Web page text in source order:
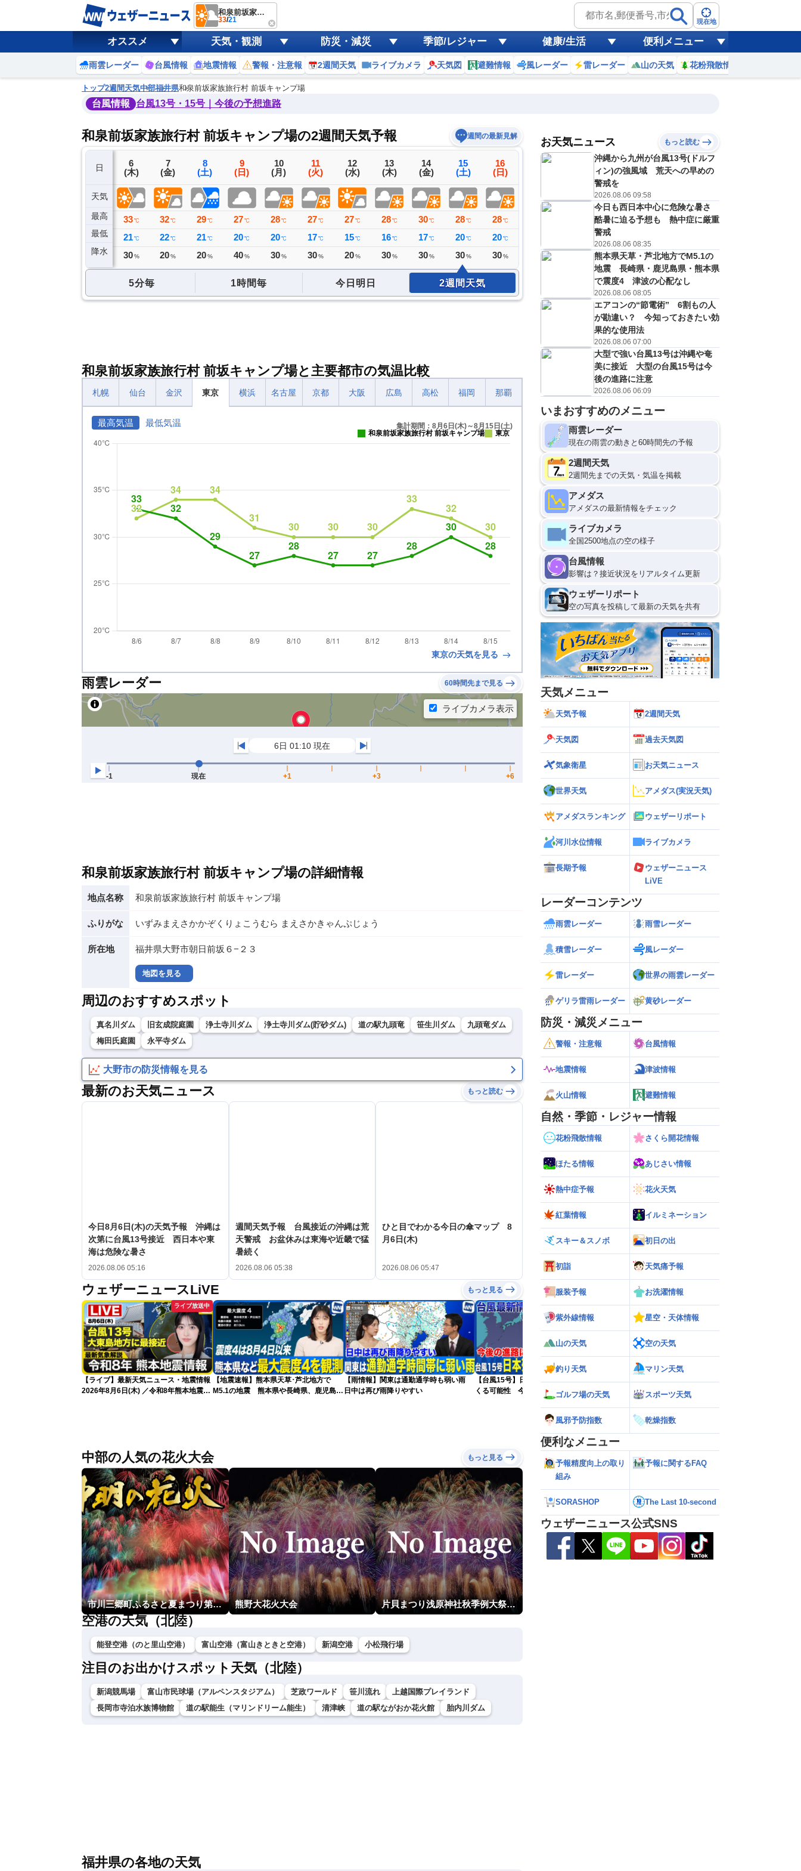
和泉前坂家族旅行村 前坂キャンプ場
33/21 現在地
オススメ 天気・観測 防災・減災 季節/レジャー 健康/生活 便利メニュー
雨雲レーダー 台風情報 地震情報 警報・注意報 2週間天気 ライブカメラ 天気図 避難情報 風レーダー 雷レーダー 山の天気 花粉飛散情報
トップ2週間天気中部福井県和泉前坂家族旅行村 前坂キャンプ場
台風情報 台風13号・15号｜今後の予想進路
和泉前坂家族旅行村 前坂キャンプ場の2週間天気予報 週間の最新見解
日
天気
最高
最低
降水
5
(水)
31℃
21℃
ミリ
6
(木)
33 ℃
21 ℃
30 %
7
(金)
32 ℃
22 ℃
20 %
8
(土)
29 ℃
21 ℃
20 %
9
(日)
27 ℃
20 ℃
40 %
10
(月)
28℃
20℃
30%
11
(火)
27℃
17℃
30%
12
(水)
27℃
15℃
20%
13
(木)
28℃
16℃
30%
14
(金)
30 ℃
17 ℃
30 %
15
(土)
28 ℃
20 ℃
30 %
16
(日)
28 ℃
20 ℃
30 %
17
%
19
(水)
E
28℃
20
40%
20
(木)
E
28℃
40%
予報の
信頼度
B
C
D
5分毎 1時間毎 今日明日 2週間天気
和泉前坂家族旅行村 前坂キャンプ場と主要都市の気温比較
札幌 仙台 金沢 東京 横浜 名古屋 京都 大阪 広島 高松 福岡 那覇
最高気温 最低気温
集計期間：8月6日(木)～8月15日(土)
和泉前坂家族旅行村 前坂キャンプ場
東京
東京の天気を見る
雨雲レーダー 60時間先まで見る
和泉前坂家族旅行村 前坂キャンプ場の詳細情報
地点名称 和泉前坂家族旅行村 前坂キャンプ場
ふりがな いずみまえさかかぞくりょこうむら まえさかきゃんぷじょう
所在地 福井県大野市朝日前坂６−２３
地図を見る
周辺のおすすめスポット
真名川ダム 旧玄成院庭園 浄土寺川ダム 浄土寺川ダム(貯砂ダム) 道の駅九頭竜 笹生川ダム
九頭竜ダム
梅田氏庭園
永平寺ダム
大野市の防災情報を見る
最新のお天気ニュース もっと読む
今日8月6日(木)の天気予報 沖縄は
次第に台風13号接近 西日本や東
海は危険な暑さ
2026.08.06 05:16
週間天気予報 台風接近の沖縄は荒
天警戒 お盆休みは東海や近畿で猛
暑続く
2026.08.06 05:38
ひと目でわかる今日の傘マップ 8
月6日(木)
2026.08.06 05:47
ウェザーニュースLiVE もっと見る
ライブ放送中
【ライブ】最新天気ニュース・地震情報
2026年8月6日(木) ／令和8年熊本地震情
【地震速報】熊本県天草･芦北地方で
M5.1の地震 熊本県や長崎県、鹿児島県
【雨情報】関東は通勤通学時も弱い雨
日中は再び雨降りやすい
【台風15号】日本の東の海上に近づいて
くる可能性 今後の進路に注意（6日3時接近前から荒天のおそれ（6日5時更新）
中部の人気の花火大会 もっと見る
市川三郷町ふるさと夏まつり第38回神明の花火大会 熊野大花火大会 片貝まつり浅原神社秋季例大祭奉納大煙火
空港の天気（北陸）
能登空港（のと里山空港） 富山空港（富山きときと空港） 新潟空港 小松飛行場
注目のお出かけスポット天気（北陸）
新潟競馬場 富山市民球場（アルペンスタジアム） 芝政ワールド 笹川流れ
上越国際プレイランド
長岡市寺泊水族博物館
道の駅能生（マリンドリーム能生） 清津峡 道の駅ながおか花火館 胎内川ダム
福井県の各地の天気
お天気ニュース もっと読む
沖縄から九州が台風13号(ドルフ
ィン)の強風域 荒天への早めの
警戒を
2026.08.06 09:58
今日も西日本中心に危険な暑さ
酷暑に迫る予想も 熱中症に厳重
警戒
2026.08.06 08:35
熊本県天草・芦北地方でM5.1の
地震 長崎県・鹿児島県・熊本県
で震度4 津波の心配なし
2026.08.06 08:05
エアコンの“節電術” 6割もの人
が勘違い？ 今知っておきたい効
果的な使用法
2026.08.06 07:00
大型で強い台風13号は沖縄や奄
美に接近 大型の台風15号は今
後の進路に注意
2026.08.06 06:09
いまおすすめのメニュー
雨雲レーダー
現在の雨雲の動きと60時間先の予報
2週間天気
2週間先までの天気・気温を掲載
アメダス
アメダスの最新情報をチェック
ライブカメラ
全国2500地点の空の様子
台風情報
影響は？接近状況をリアルタイム更新
ウェザーリポート
空の写真を投稿して最新の天気を共有
天気メニュー
天気予報 2週間天気
天気図 過去天気図
気象衛星 お天気ニュース
世界天気 アメダス(実況天気)
アメダスランキング ウェザーリポート
河川水位情報 ライブカメラ
長期予報
ウェザーニュース
LiVE
レーダーコンテンツ
雨雲レーダー 雨雪レーダー
積雪レーダー 風レーダー
雷レーダー 世界の雨雲レーダー
ゲリラ雷雨レーダー 黄砂レーダー
防災・減災メニュー
警報・注意報 台風情報
地震情報 津波情報
火山情報 避難情報
自然・季節・レジャー情報
花粉飛散情報 さくら開花情報
ほたる情報 あじさい情報
熱中症予報 花火天気
紅葉情報 イルミネーション
スキー＆スノボ 初日の出
初詣 天気痛予報
服装予報 お洗濯情報
紫外線情報 星空・天体情報
山の天気 空の天気
釣り天気 マリン天気
ゴルフ場の天気 スポーツ天気
風邪予防指数 乾燥指数
便利なメニュー
予報精度向上の取り
組み
予報に関するFAQ
SORASHOP The Last 10-second
ウェザーニュース公式SNS